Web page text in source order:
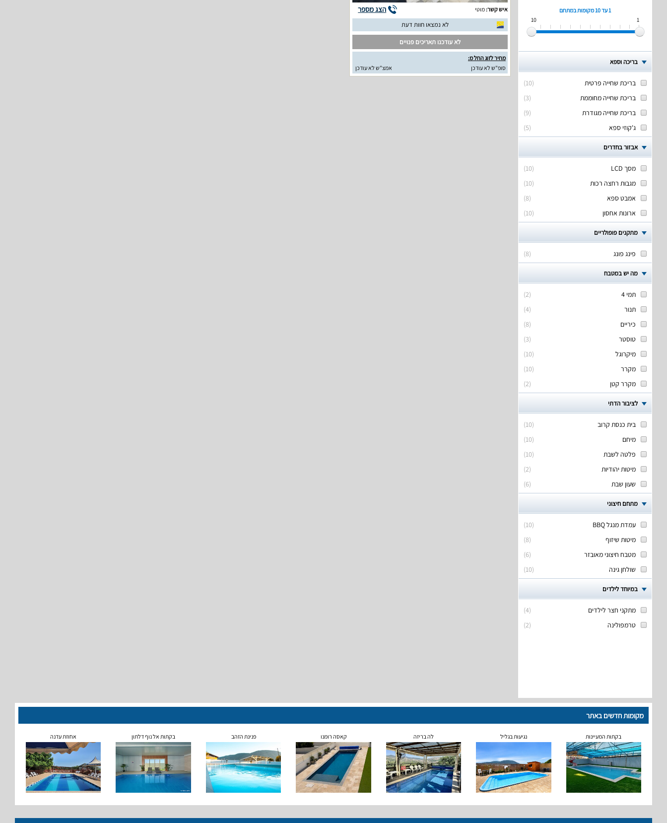
1 עד 10
מקומות במתחם
1
10
בריכה וספא
(
10
)
בריכת שחייה פרטית
(
3
)
בריכת שחייה מחוממת
(
9
)
בריכת שחייה מגודרת
(
5
) ג'קוזי ספא
אבזור בחדרים
(
10
)
מסך LCD
(
10
)
מגבות רחצה רכות
(
8
)
אמבט ספא
(
10
) ארונות אחסון
מתקנים פופולריים
(
8
) פינג פונג
מה יש במטבח
(
2
)
תמי 4
(
4
)
תנור
(
8
)
כיריים
(
3
)
טוסטר
(
10
)
מיקרוגל
(
10
)
מקרר
(
2
) מקרר קטן
לציבור הדתי
(
10
)
בית כנסת קרוב
(
10
)
מיחם
(
10
)
פלטה לשבת
(
2
)
מיטות יהודיות
(
6
) שעון שבת
מתחם חיצוני
(
10
)
עמדת מנגל BBQ
(
8
)
מיטות שיזוף
(
6
)
מטבח חיצוני מאובזר
(
10
) שולחן גינה
במיוחד לילדים
(
4
)
מתקני חצר לילדים
(
2
) טרמפולינה
איש קשר:מוטי הצג מספר
לא נמצאו חוות דעת
לא עודכנו תאריכים פנויים
מחיר לזוג החל מ:
סופ"ש לא עודכן
אמצ"ש לא עודכן
מקומות חדשים באתר
בקתות המעיינות נגיעות בגליל לה בריזה קאסה רומנו פנינת הזהב בקתות אל נוף דלתון אחוזת עדנה